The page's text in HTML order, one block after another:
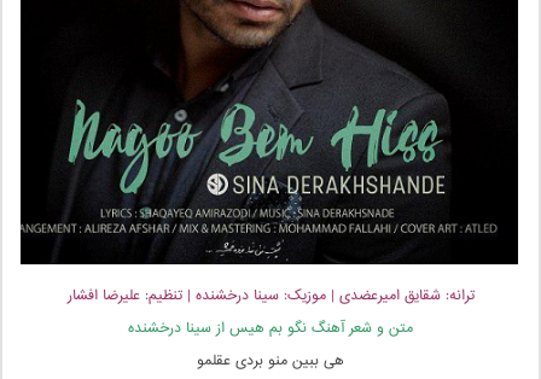
ترانه: شقایق امیرعضدی | موزیک: سینا درخشنده | تنظیم: علیرضا افشار
متن و شعر آهنگ نگو بم هیس از سینا درخشنده
هی ببین منو بردی عقلمو